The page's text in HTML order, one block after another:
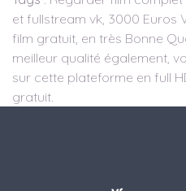
et fullstream vk, 3000 Euros
film gratuit, en très Bonne
meilleur qualité également,
sur cette plateforme en full
gratuit.